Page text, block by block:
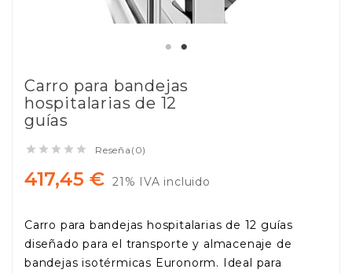
Carro para bandejas
hospitalarias de 12
guías
     Reseña(0)
417,45 € 21% IVA incluido
Carro para bandejas hospitalarias de 12 guías
diseñado para el transporte y almacenaje de
bandejas isotérmicas Euronorm. Ideal para